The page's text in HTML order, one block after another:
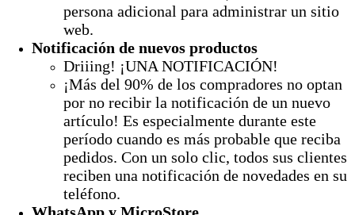
persona adicional para administrar un sitio
web.
Notificación de nuevos productos
Driiing! ¡UNA NOTIFICACIÓN!
¡Más del 90% de los compradores no optan
por no recibir la notificación de un nuevo
artículo! Es especialmente durante este
período cuando es más probable que reciba
pedidos. Con un solo clic, todos sus clientes
reciben una notificación de novedades en su
teléfono.
WhatsApp y MicroStore